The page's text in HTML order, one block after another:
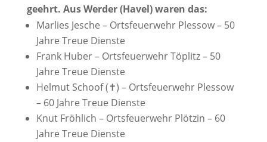
geehrt. Aus Werder (Havel) waren das:
Marlies Jesche – Ortsfeuerwehr Plessow – 50
Jahre Treue Dienste
Frank Huber – Ortsfeuerwehr Töplitz – 50
Jahre Treue Dienste
Helmut Schoof (✝) – Ortsfeuerwehr Plessow
– 60 Jahre Treue Dienste
Knut Fröhlich – Ortsfeuerwehr Plötzin – 60
Jahre Treue Dienste